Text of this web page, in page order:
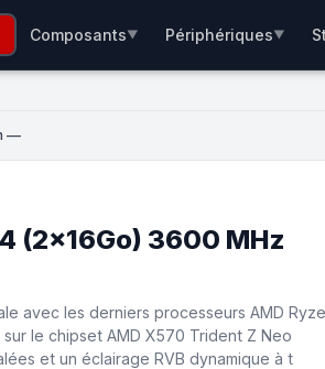
Composants▼ Périphériques▼
—
(2x16Go) 3600 MHz
avec les derniers processeurs AMD
le chipset AMD X570 Trident Z Neo
et un éclairage RVB dynamique à t